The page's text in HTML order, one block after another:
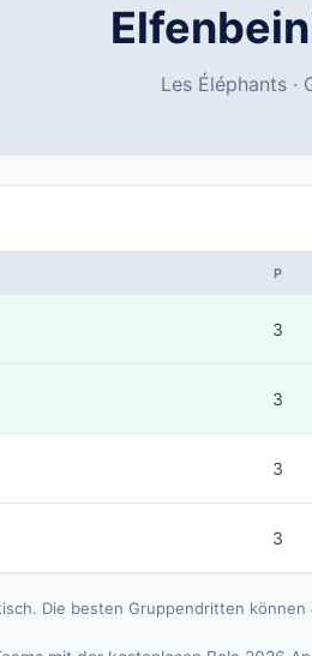
Les Éléphants ·
P
3
3
3
3
Die besten Gruppendritten